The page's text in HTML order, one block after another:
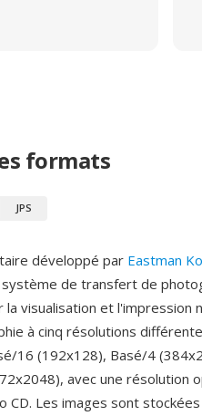
formats
JPS
développé par Eastman
de transfert de
visualisation et l'impression
à cinq résolutions
16 (192x128), Basé/4
avec une résolution
Les images sont